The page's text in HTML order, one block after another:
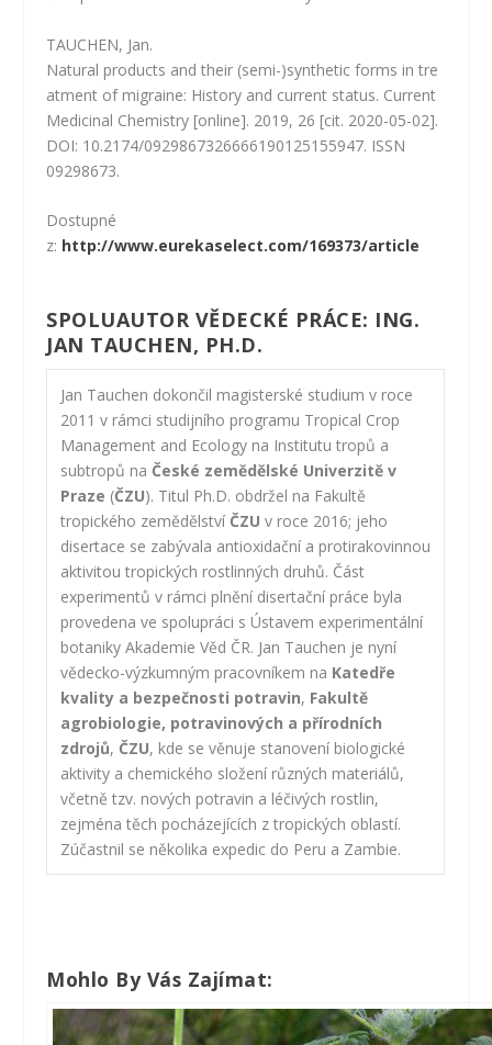
TAUCHEN, Jan.
Natural products andtheir (semi-)synthetic forms intre
atment of migraine: History and current status. Current
Medicinal Chemistry [online]. 2019, 26 [cit. 2020-05-02].
DOI: 10.2174/0929867326666190125155947. ISSN
09298673.
Dostupné
z: http://www.eurekaselect.com/169373/article
SPOLUAUTOR VĚDECKÉ PRÁCE: ING.
JAN TAUCHEN, PH.D.
Jan Tauchen dokončil magisterské studium v roce
2011 v rámci studijního programu Tropical Crop
Management and Ecology na Institutu tropů a
subtropů na České zemědělské Univerzitě v
Praze (ČZU). Titul Ph.D. obdržel na Fakultě
tropického zemědělství ČZU v roce 2016; jeho
disertace se zabývala antioxidační a protirakovinnou
aktivitou tropických rostlinných druhů. Část
experimentů v rámci plnění disertační práce byla
provedena ve spolupráci s Ústavem experimentální
botaniky Akademie Věd ČR. Jan Tauchen je nyní
vědecko-výzkumným pracovníkem na Katedře
kvality a bezpečnosti potravin, Fakultě
agrobiologie, potravinových a přírodních
zdrojů, ČZU, kde se věnuje stanovení biologické
aktivity a chemického složení různých materiálů,
včetně tzv. nových potravin a léčivých rostlin,
zejména těch pocházejících z tropických oblastí.
Zúčastnil se několika expedic do Peru a Zambie.
Mohlo By Vás Zajímat: